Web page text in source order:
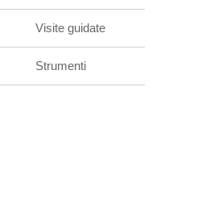
Visite guidate
Strumenti